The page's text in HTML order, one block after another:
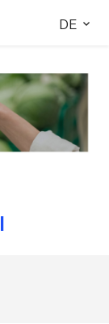
DE